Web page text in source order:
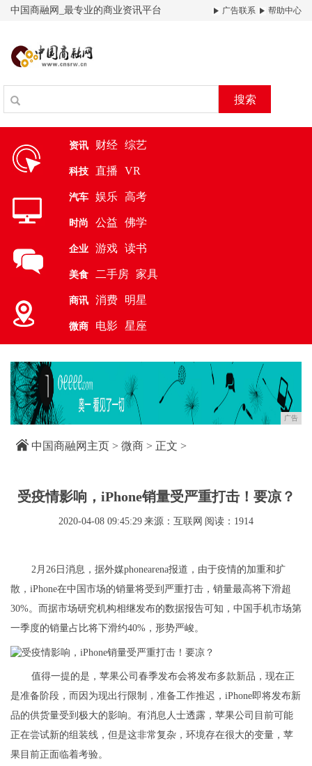
中国商融网_最专业的商业资讯平台 广告联系 帮助中心
搜索
资讯 财经 综艺
科技 直播 VR
汽车 娱乐 高考
时尚 公益 佛学
企业 游戏 读书
美食 二手房 家具
商讯 消费 明星
微商 电影 星座
广告
中国商融网主页 > 微商 > 正文 >
受疫情影响，iPhone销量受严重打击！要凉？
2020-04-08 09:45:29 来源：互联网 阅读：1914
2月26日消息，据外媒phonearena报道，由于疫情的加重和扩
散，iPhone在中国市场的销量将受到严重打击，销量最高将下滑超
30%。而据市场研究机构相继发布的数据报告可知，中国手机市场第
一季度的销量占比将下滑约40%，形势严峻。
值得一提的是，苹果公司春季发布会将发布多款新品，现在正
是准备阶段，而因为现出行限制，准备工作推迟，iPhone即将发布新
品的供货量受到极大的影响。有消息人士透露，苹果公司目前可能
正在尝试新的组装线，但是这非常复杂，环境存在很大的变量，苹
果目前正面临着考验。